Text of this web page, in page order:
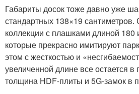
Габариты досок тоже давно уже
стандартных 138×19
коллекции с плашками длиной 180
которые прекрасно имитируют
этом с жесткостью и
увеличенной длине все остается в
толщина HDF-плиты и 5G-замок в